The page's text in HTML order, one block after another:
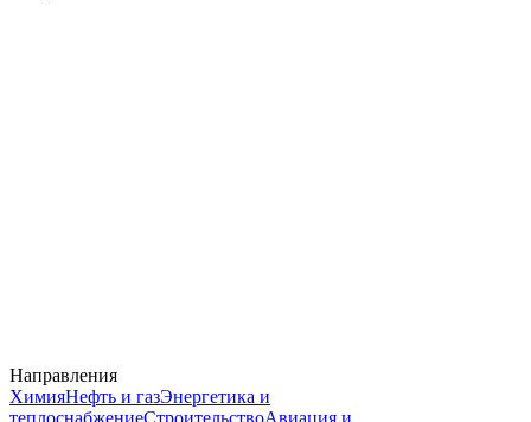
Направления
ХимияНефть и газЭнергетика и
теплоснабжениеСтроительствоАвиация и